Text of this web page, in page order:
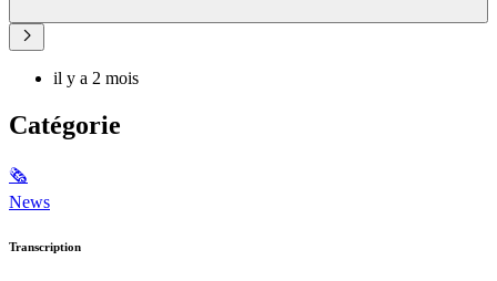
il y a 2 mois
Catégorie
🗞
News
Transcription